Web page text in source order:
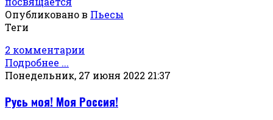
Опубликовано в Пьесы
Теги
2 комментарии
Подробнее ...
Понедельник, 27 июня 2022 21:37
Русь моя! Моя Россия!